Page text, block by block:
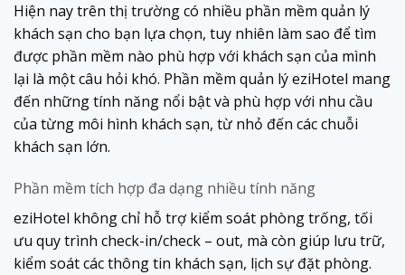
Hiện nay trên thị trường có nhiều phần mềm quản lý
khách sạn cho bạn lựa chọn, tuy nhiên làm sao để tìm
được phần mềm nào phù hợp với khách sạn của mình
lại là một câu hỏi khó. Phần mềm quản lý eziHotel mang
đến những tính năng nổi bật và phù hợp với nhu cầu
của từng môi hình khách sạn, từ nhỏ đến các chuỗi
khách sạn lớn.
Phần mềm tích hợp đa dạng nhiều tính năng
eziHotel không chỉ hỗ trợ kiểm soát phòng trống, tối
ưu quy trình check-in/check – out, mà còn giúp lưu trữ,
kiểm soát các thông tin khách sạn, lịch sự đặt phòng.